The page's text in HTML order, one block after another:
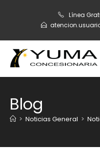
Línea
Blog
> Noticias General >